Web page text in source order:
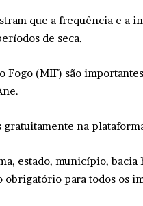
que a frequência e a
de seca.
Fogo (MIF) são
gratuitamente na
estado, município,
obrigatório para todos